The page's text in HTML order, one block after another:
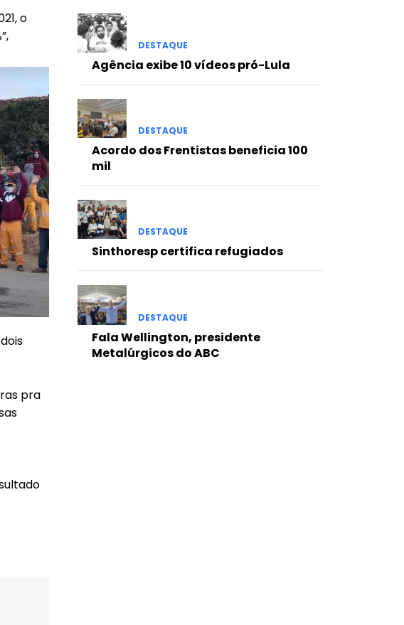
o
pra
DESTAQUE
Agência exibe 10 vídeos pró-Lula
DESTAQUE
Acordo dos Frentistas beneficia 100
mil
DESTAQUE
Sinthoresp certifica refugiados
DESTAQUE
Fala Wellington, presidente
Metalúrgicos do ABC